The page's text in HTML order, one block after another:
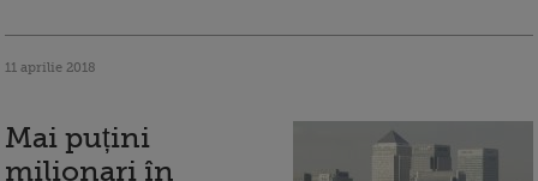
11 aprilie 2018
Mai puțini
milionari în